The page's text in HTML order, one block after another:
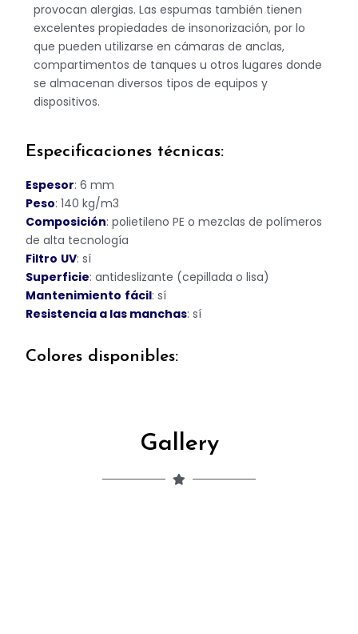
provocan alergias. Las espumas también tienen
excelentes propiedades de insonorización, por lo
que pueden utilizarse en cámaras de anclas,
compartimentos de tanques u otros lugares donde
se almacenan diversos tipos de equipos y
dispositivos.
Especificaciones técnicas:
Espesor: 6 mm
Peso: 140 kg/m3
Composición: polietileno PE o mezclas de polímeros
de alta tecnología
Filtro UV: sí
Superficie: antideslizante (cepillada o lisa)
Mantenimiento fácil: sí
Resistencia a las manchas: sí
Colores disponibles:
Gallery